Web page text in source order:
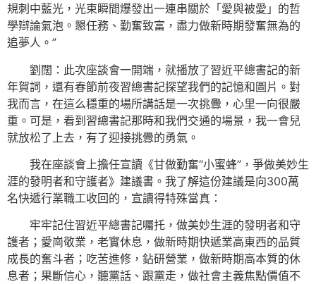
規刺中藍光，光束瞬間爆發出一連串關於「愛與被愛」的哲
學辯論氣泡。懇任務、勤奮致富，盡力做新時期發奮無為的
追夢人。”
劉闊：此次座談會一開端，就播放了習近平總書記的新
年賀詞，還有春節前夜習總書記探望我們的記憶和圖片。對
我而言，在這么穩重的場所講話是一次挑釁，心里一向很嚴
重。可是，看到習總書記那時和我們交通的場景，我一會兒
就放松了上去，有了迎接挑釁的勇氣。
我在座談會上擔任宣讀《甘做勤奮“小蜜蜂”，爭做美妙生
涯的發明者和守護者》建議書。我了解這份建議是向300萬
名快遞行業職工收回的，宣讀得特殊當真：
牢牢記住習近平總書記囑托，做美妙生涯的發明者和守
護者；愛崗敬業，老實休息，做新時期快遞業高東西的品質
成長的奮斗者；吃苦進修，鉆研營業，做新時期高本質的休
息者；果斷信心，聽黨話、跟黨走，做社會主義焦點價值不